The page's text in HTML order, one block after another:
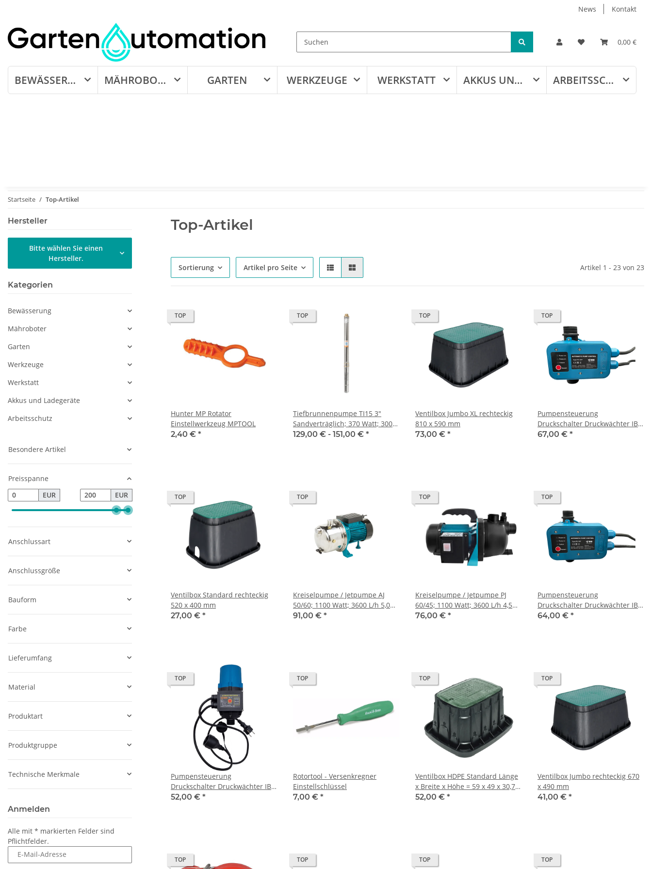
News Kontakt
0,00 €
BEWÄSSERUNG MÄHROBOTER GARTEN WERKZEUGE WERKSTATT AKKUS UND LADEGERÄTE ARBEITSSCHUTZ
Startseite Top-Artikel
Top-Artikel
Sortierung Artikel pro Seite Artikel 1 - 23 von 23
TOP
Hunter MP Rotator
Einstellwerkzeug MPTOOL
2,40 € *
TOP
Tiefbrunnenpumpe TI15 3"
Sandverträglich; 370 Watt; 3000
L/h 6,0 Bar
129,00 € - 151,00 € *
TOP
Ventilbox Jumbo XL rechteckig
810 x 590 mm
73,00 € *
TOP
Pumpensteuerung
Druckschalter Druckwächter IBO
PC-20P für Pumpe Gartenpumpe
67,00 € *
TOP
Ventilbox Standard rechteckig
520 x 400 mm
27,00 € *
TOP
Kreiselpumpe / Jetpumpe AJ
50/60; 1100 Watt; 3600 L/h 5,0
Bar
91,00 € *
TOP
Kreiselpumpe / Jetpumpe PJ
60/45; 1100 Watt; 3600 L/h 4,5
Bar
76,00 € *
TOP
Pumpensteuerung
Druckschalter Druckwächter IBO
PC-10P für Pumpe Gartenpumpe
64,00 € *
TOP
Pumpensteuerung
Druckschalter Druckwächter IBO
SK-15 für Pumpe Gartenpumpe
52,00 € *
TOP
Rotortool - Versenkregner
Einstellschlüssel
7,00 € *
TOP
Ventilbox HDPE Standard Länge
x Breite x Höhe = 59 x 49 x 30,7
cm Modell: VBSTDH
52,00 € *
TOP
Ventilbox Jumbo rechteckig 670
x 490 mm
41,00 € *
TOP TOP TOP TOP
Hersteller
Bitte wählen Sie einen
Hersteller.
Kategorien
Bewässerung
Mähroboter
Garten
Werkzeuge
Werkstatt
Akkus und Ladegeräte
Arbeitsschutz
Besondere Artikel
Preisspanne
EUR
EUR
Anschlussart
Anschlussgröße
Bauform
Farbe
Lieferumfang
Material
Produktart
Produktgruppe
Technische Merkmale
Anmelden
Alle mit * markierten Felder sind
Pflichtfelder.
E-Mail-Adresse